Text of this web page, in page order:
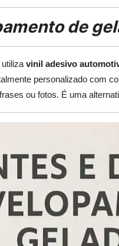
de
utiliza vinil adesivo
personalizado com
ou fotos. É uma